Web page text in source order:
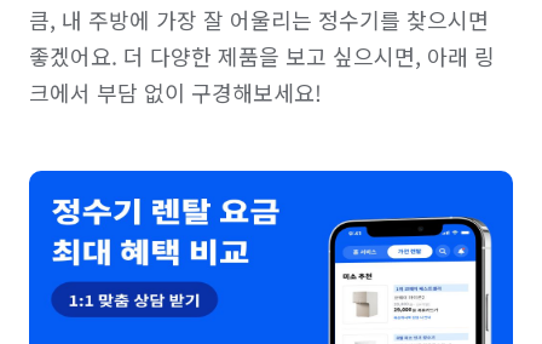
큼, 내 주방에 가장 잘 어울리는 정수기를 찾으시면
좋겠어요. 더 다양한 제품을 보고 싶으시면, 아래 링
크에서 부담 없이 구경해보세요!